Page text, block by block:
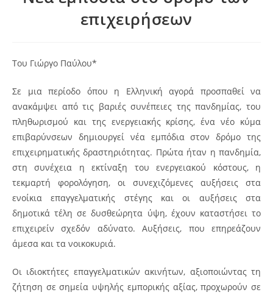
επιχειρήσεων
Του Γιώργο Παύλου*
Σε μια περίοδο όπου η Ελληνική αγορά προσπαθεί να
ανακάμψει από τις βαριές συνέπειες της πανδημίας, του
πληθωρισμού και της ενεργειακής κρίσης, ένα νέο κύμα
επιβαρύνσεων δημιουργεί νέα εμπόδια στον δρόμο της
επιχειρηματικής δραστηριότητας. Πρώτα ήταν η πανδημία,
στη συνέχεια η εκτίναξη του ενεργειακού κόστους, η
τεκμαρτή φορολόγηση, οι συνεχιζόμενες αυξήσεις στα
ενοίκια επαγγελματικής στέγης και οι αυξήσεις στα
δημοτικά τέλη σε δυσθεώρητα ύψη, έχουν καταστήσει το
επιχειρείν σχεδόν αδύνατο. Αυξήσεις, που επηρεάζουν
άμεσα και τα νοικοκυριά.
Οι ιδιοκτήτες επαγγελματικών ακινήτων, αξιοποιώντας τη
ζήτηση σε σημεία υψηλής εμπορικής αξίας, προχωρούν σε